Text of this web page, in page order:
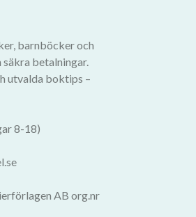
barnböcker och
betalningar.
utvalda boktips –
8-18)
AB org.nr